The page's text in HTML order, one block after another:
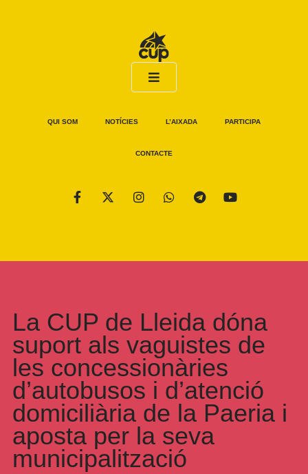
QUI SOM NOTÍCIES L’AIXADA PARTICIPA
CONTACTE
La CUP de Lleida dóna
suport als vaguistes de
les concessionàries
d’autobusos i d’atenció
domiciliària de la Paeria i
aposta per la seva
municipalització